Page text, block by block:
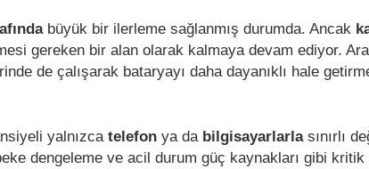
büyük bir ilerleme sağlanmış durumda. Ancak
gereken bir alan olarak kalmaya devam ediyor.
de çalışarak bataryayı daha dayanıklı hale
yalnızca telefon ya da bilgisayarlarla sınırlı
dengeleme ve acil durum güç kaynakları gibi kritik